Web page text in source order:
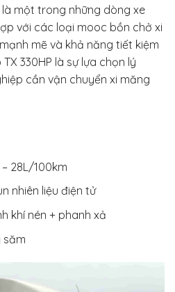
là một trong những dòng xe
với các loại mooc bồn chở xi
mẽ và khả năng tiết kiệm
330HP là sự lựa chọn lý
cần vận chuyển xi măng
28L/100km
nhiên liệu điện tử
khí nén + phanh xả
săm